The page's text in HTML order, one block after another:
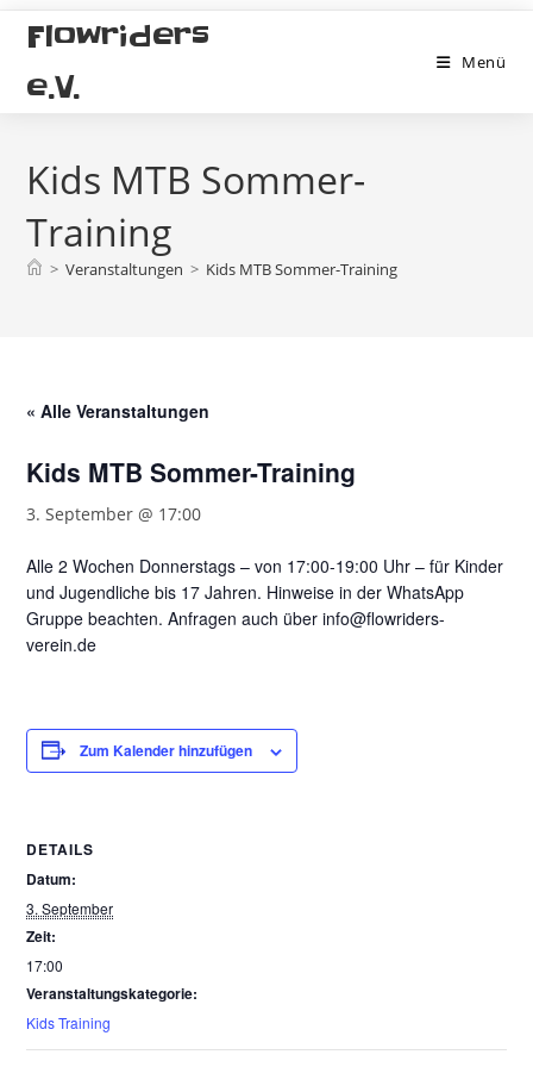
Zum
Inhalt
springen
Flowriders
e.V.
Menü
Kids MTB Sommer-
Training
> Veranstaltungen > Kids MTB Sommer-Training
« Alle Veranstaltungen
Kids MTB Sommer-Training
3. September @ 17:00
Alle 2 Wochen Donnerstags – von 17:00-19:00 Uhr – für Kinder
und Jugendliche bis 17 Jahren. Hinweise in der WhatsApp
Gruppe beachten. Anfragen auch über info@flowriders-
verein.de
Zum Kalender hinzufügen
DETAILS
Datum:
3. September
Zeit:
17:00
Veranstaltungskategorie:
Kids Training